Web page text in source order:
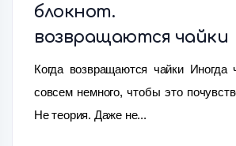
блокнот.
возвращаются чайки
Когда возвращаются чайки Иногда
совсем немного, чтобы это
Не теория. Даже не...